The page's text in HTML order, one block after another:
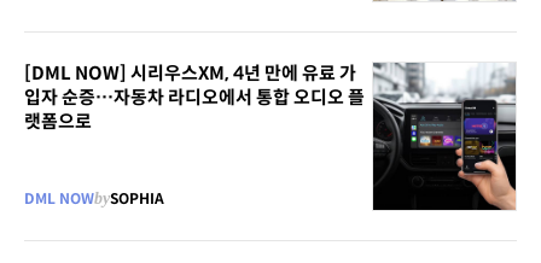
[DML NOW] 시리우스XM, 4년 만에 유료 가
입자 순증…자동차 라디오에서 통합 오디오 플
랫폼으로
DML NOWbySOPHIA